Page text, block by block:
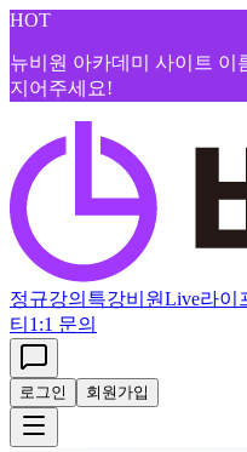
HOT
뉴비원 아카데미 사이트 이
지어주세요!
정규강의 특강비원Live라이
티 1:1 문의
로그인 회원가입